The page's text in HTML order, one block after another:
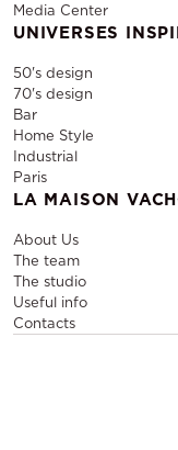
Media Center
UNIVERSES
50's design
70's design
Bar
Home Style
Industrial
Paris
LA MAISON
About Us
The team
The studio
Useful info
Contacts